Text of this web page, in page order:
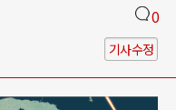
0
기사수정